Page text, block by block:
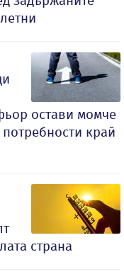
остави момче
край
страна